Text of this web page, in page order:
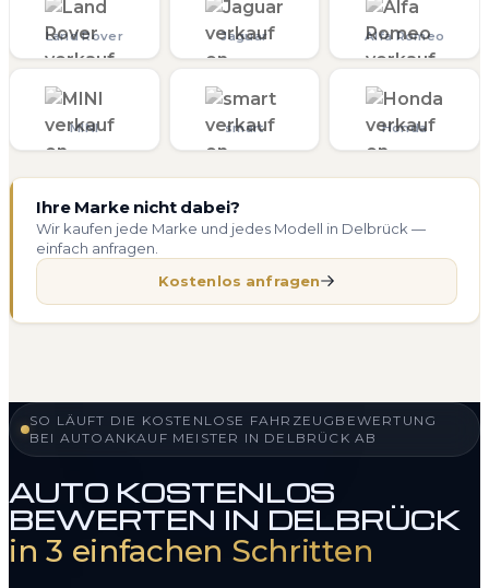
Land Rover Jaguar Alfa Romeo
MINI smart Honda
Ihre Marke nicht dabei?
Wir kaufen jede Marke und jedes Modell in Delbrück —
einfach anfragen.
Kostenlos anfragen
SO LÄUFT DIE KOSTENLOSE FAHRZEUGBEWERTUNG
BEI AUTOANKAUF MEISTER IN DELBRÜCK AB
AUTO KOSTENLOS
BEWERTEN IN DELBRÜCK
in 3 einfachen Schritten